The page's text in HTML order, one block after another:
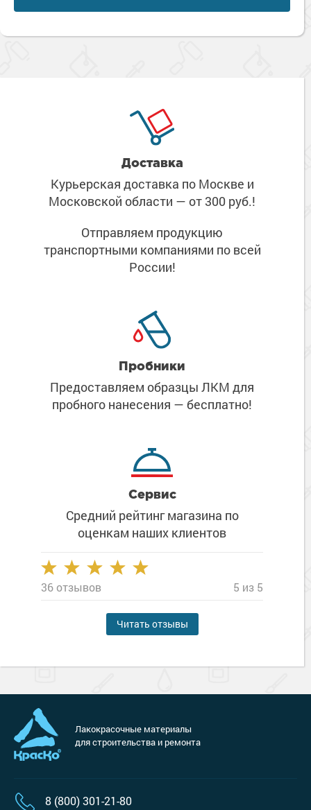
Доставка
Курьерская доставка по Москве и
Московской области — от 300 руб.!
Отправляем продукцию
транспортными компаниями по всей
России!
Пробники
Предоставляем образцы ЛКМ для
пробного нанесения — бесплатно!
Сервис
Средний рейтинг магазина по
оценкам наших клиентов
36 отзывов 5 из 5
Читать отзывы
Лакокрасочные материалы
для строительства и ремонта
8 (800) 301-21-80